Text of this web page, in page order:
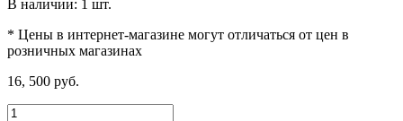
В наличии: 1 шт.
* Цены в интернет-магазине могут отличаться от цен в
розничных магазинах
16, 500 руб.